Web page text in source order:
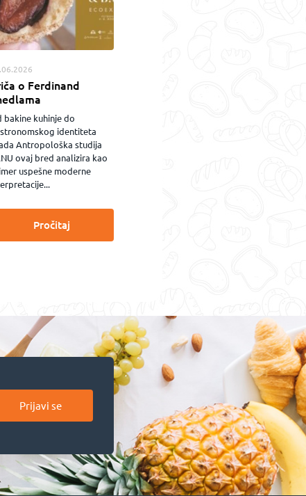
o Ferdinand
bakine kuhinje do
identiteta
Antropološka studija
ovaj bred analizira kao
uspešne moderne
Pročitaj
Prijavi se